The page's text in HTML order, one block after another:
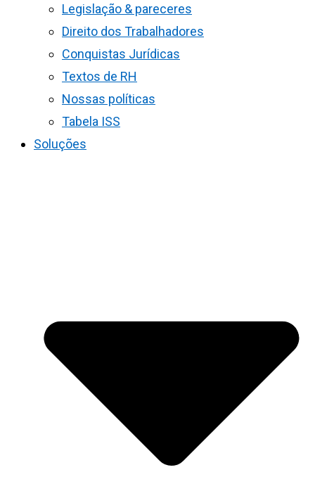
Legislação & pareceres
Direito dos Trabalhadores
Conquistas Jurídicas
Textos de RH
Nossas políticas
Tabela ISS
Soluções